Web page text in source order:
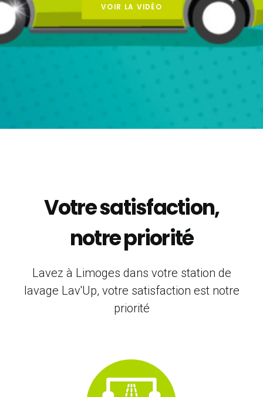
VOIR LA VIDÉO
Votre satisfaction,
notre priorité
Lavez à Limoges dans votre station de
lavage Lav'Up, votre satisfaction est notre
priorité